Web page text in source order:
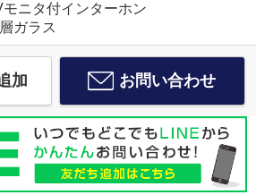
モニタ付インターホン
ガラス
加 お問い合わせ